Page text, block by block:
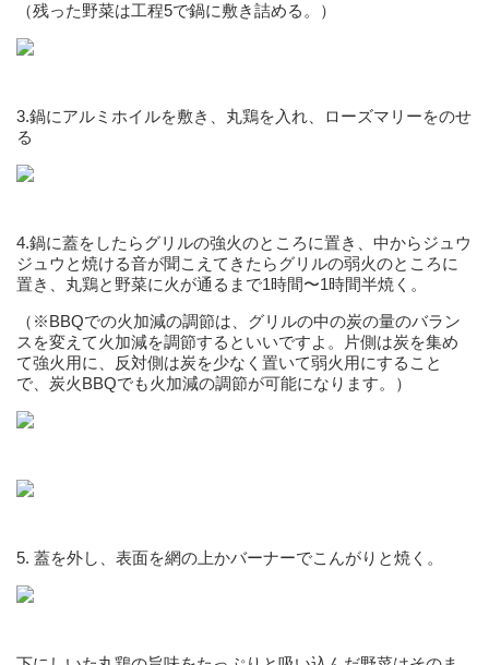
（残った野菜は工程5で鍋に敷き詰める。）
3.鍋にアルミホイルを敷き、丸鶏を入れ、ローズマリーをのせ
る
4.鍋に蓋をしたらグリルの強火のところに置き、中からジュウ
ジュウと焼ける音が聞こえてきたらグリルの弱火のところに
置き、丸鶏と野菜に火が通るまで1時間〜1時間半焼く。
（※BBQでの火加減の調節は、グリルの中の炭の量のバラン
スを変えて火加減を調節するといいですよ。片側は炭を集め
て強火用に、反対側は炭を少なく置いて弱火用にすること
で、炭火BBQでも火加減の調節が可能になります。）
5. 蓋を外し、表面を網の上かバーナーでこんがりと焼く。